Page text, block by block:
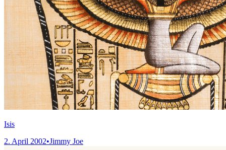
Isis
2. April 2002•Jimmy Joe